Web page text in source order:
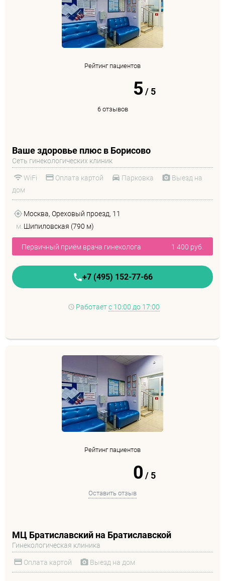
Рейтинг пациентов
5/ 5
6 отзывов
Ваше здоровье плюс в Борисово
Сеть гинекологических клиник
WiFi Оплата картой Парковка
Выезд на
дом
Москва, Ореховый проезд, 11
м. Шипиловская (790 м)
Первичный приём врача гинеколога 1 400 руб.
+7 (495) 152-77-66
Работаетс 10:00 до 17:00
Рейтинг пациентов
0 / 5
Оставить отзыв
МЦ Братиславский на Братиславской
Гинекологическая клиника
Оплата картой Выезд на дом